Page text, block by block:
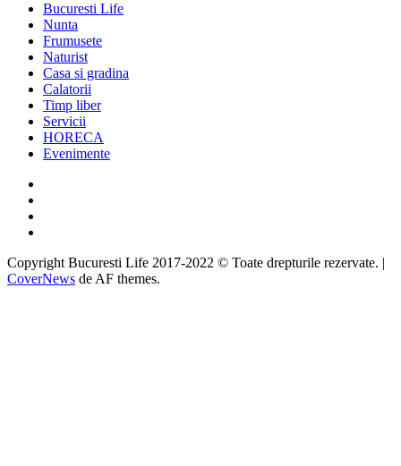
Bucuresti Life
Nunta
Frumusete
Naturist
Casa si gradina
Calatorii
Timp liber
Servicii
HORECA
Evenimente
Copyright Bucuresti Life 2017-2022 © Toate drepturile rezervate. |
CoverNews de AF themes.